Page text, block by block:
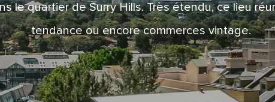
le quartier de Surry Hills. Très étendu, ce lieu
tendance ou encore commerces vintage.